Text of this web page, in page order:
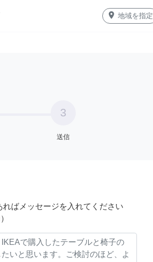
place 地域を指定
3
送信
ばメッセージを入れてください